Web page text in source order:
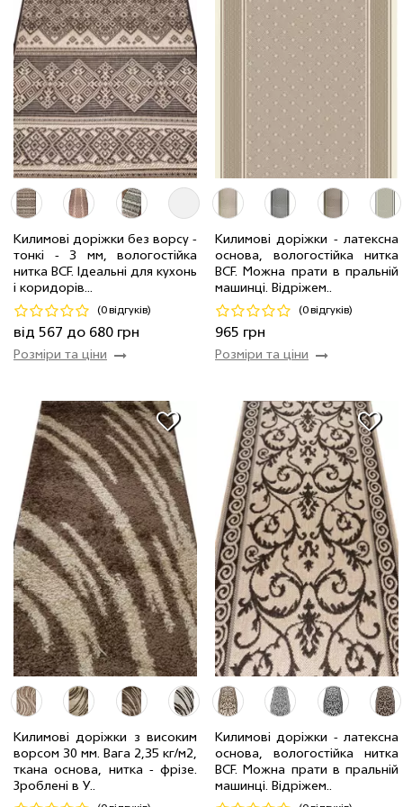
Килимові доріжки без ворсу -
тонкі - 3 мм, вологостійка
нитка BCF. Ідеальні для кухонь
і коридорів...
(0 відгуків)
від 567 до 680 грн
Розміри та ціни
2.00 м 2 мп 1134 грн/мп
1.00 м 2 мп
567 грн/мп
1.20 м
3 мп 680 грн/мп
Код 19748
Купити
Килимовi дорiжки - латексна
основа, вологостійка нитка
BCF. Можна прати в пральній
машинці. Відріжем..
(0 відгуків)
965 грн
Розміри та ціни
1.50 м 11 мп 965 грн/мп
Код 20480
Килимові доріжки з високим
ворсом 30 мм. Вага 2,35 кг/м2,
ткана основа, нитка - фрiзе.
Зроблені в У..
1.50 м 38 мп 1172 грн/мп
1.00 м 40 мп 781 грн/мп
2.00 м 30 мп 1562 грн/мп
0.80 м 49 мп
625 грн/мп
1.20 м
47 мп 937 грн/мп
Код 19560
Килимовi дорiжки - латексна
основа, вологостійка нитка
BCF. Можна прати в пральній
машинці. Відріжем..
1.50 м 2 мп 965 грн/мп
Код 22487